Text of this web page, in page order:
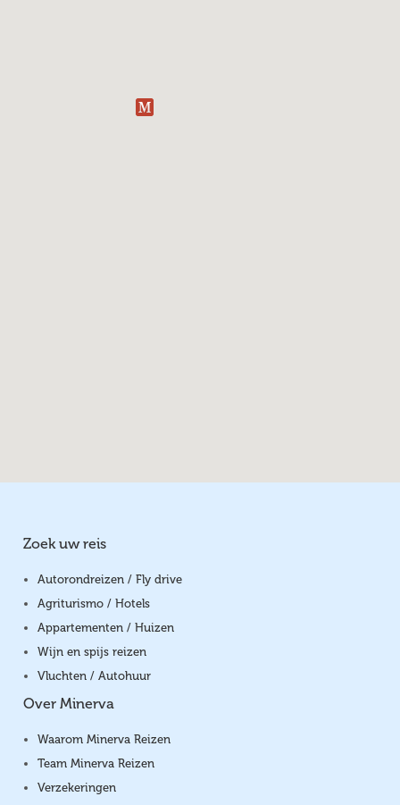
Zoek uw reis
Autorondreizen / Fly drive
Agriturismo / Hotels
Appartementen / Huizen
Wijn en spijs reizen
Vluchten / Autohuur
Over Minerva
Waarom Minerva Reizen
Team Minerva Reizen
Verzekeringen